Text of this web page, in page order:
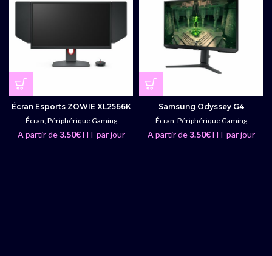
Écran Esports ZOWIE XL2566K
Écran, Périphérique Gaming
A partir de3.50€HT par jour
Samsung Odyssey G4
Écran, Périphérique Gaming
A partir de3.50€HT par jour